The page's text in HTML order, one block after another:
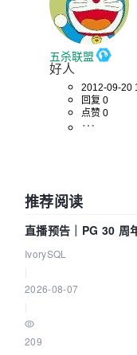
五杀联盟
好人
2012-09-20
回复 0
点赞 0
推荐阅读
直播预告｜PG 30 周
核——我们改得动吗？
IvorySQL
2026-08-07
209